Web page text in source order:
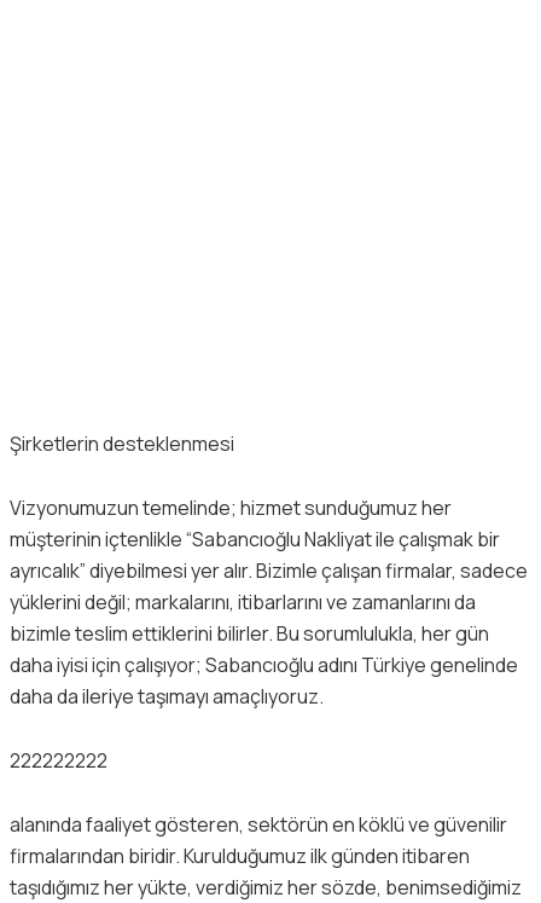
Şirketlerin desteklenmesi
Vizyonumuzun temelinde; hizmet sunduğumuz her
müşterinin içtenlikle “Sabancıoğlu Nakliyat ile çalışmak bir
ayrıcalık” diyebilmesi yer alır. Bizimle çalışan firmalar, sadece
yüklerini değil; markalarını, itibarlarını ve zamanlarını da
bizimle teslim ettiklerini bilirler. Bu sorumlulukla, her gün
daha iyisi için çalışıyor; Sabancıoğlu adını Türkiye genelinde
daha da ileriye taşımayı amaçlıyoruz.
222222222
alanında faaliyet gösteren, sektörün en köklü ve güvenilir
firmalarından biridir. Kurulduğumuz ilk günden itibaren
taşıdığımız her yükte, verdiğimiz her sözde, benimsediğimiz